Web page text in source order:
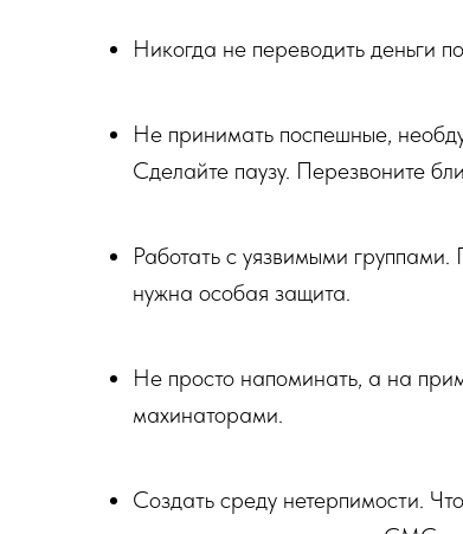
Никогда не переводить деньги
Не принимать поспешные,
Сделайте паузу. Перезвоните
Работать с уязвимыми
нужна особая защита.
Не просто напоминать, а на
махинаторами.
Создать среду нетерпимости.